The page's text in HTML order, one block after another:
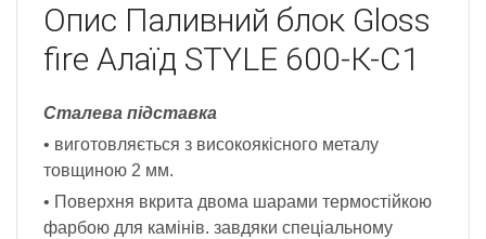
Опис Паливний блок Gloss
fire Алаїд STYLE 600-К-С1
Сталева підставка
• виготовляється з високоякісного металу
товщиною 2 мм.
• Поверхня вкрита двома шарами термостійкою
фарбою для камінів. завдяки спеціальному